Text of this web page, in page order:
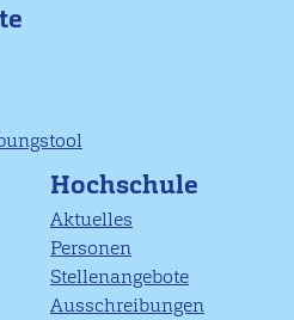
Hochschule
Aktuelles
Personen
Stellenangebote
Ausschreibungen